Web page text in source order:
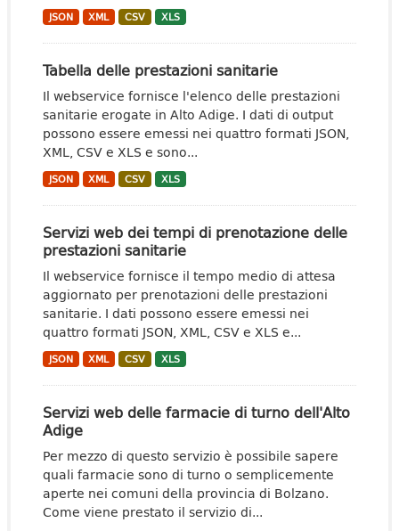
JSON XML CSV XLS
Tabella delle prestazioni sanitarie
Il webservice fornisce l'elenco delle prestazioni
sanitarie erogate in Alto Adige. I dati di output
possono essere emessi nei quattro formati JSON,
XML, CSV e XLS e sono...
JSON XML CSV XLS
Servizi web dei tempi di prenotazione delle
prestazioni sanitarie
Il webservice fornisce il tempo medio di attesa
aggiornato per prenotazioni delle prestazioni
sanitarie. I dati possono essere emessi nei
quattro formati JSON, XML, CSV e XLS e...
JSON XML CSV XLS
Servizi web delle farmacie di turno dell'Alto
Adige
Per mezzo di questo servizio è possibile sapere
quali farmacie sono di turno o semplicemente
aperte nei comuni della provincia di Bolzano.
Come viene prestato il servizio di...